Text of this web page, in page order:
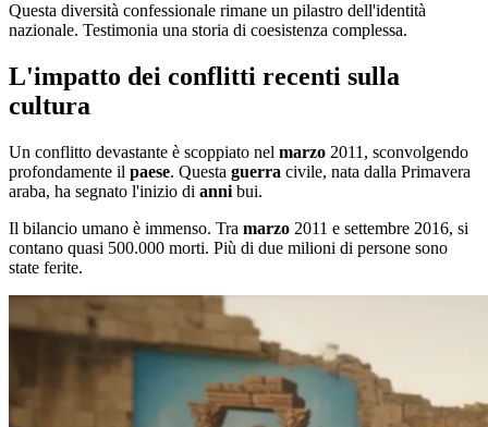
Questa diversità confessionale rimane un pilastro dell'identità
nazionale. Testimonia una storia di coesistenza complessa.
L'impatto dei conflitti recenti sulla
cultura
Un conflitto devastante è scoppiato nel marzo 2011, sconvolgendo
profondamente il paese. Questa guerra civile, nata dalla Primavera
araba, ha segnato l'inizio di anni bui.
Il bilancio umano è immenso. Tra marzo 2011 e settembre 2016, si
contano quasi 500.000 morti. Più di due milioni di persone sono
state ferite.